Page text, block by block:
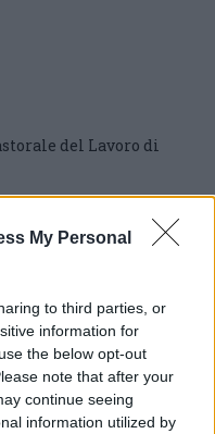
My Personal
to third parties, or
information for
the below opt-out
note that after your
continue seeing
information utilized by
del Lavoro di